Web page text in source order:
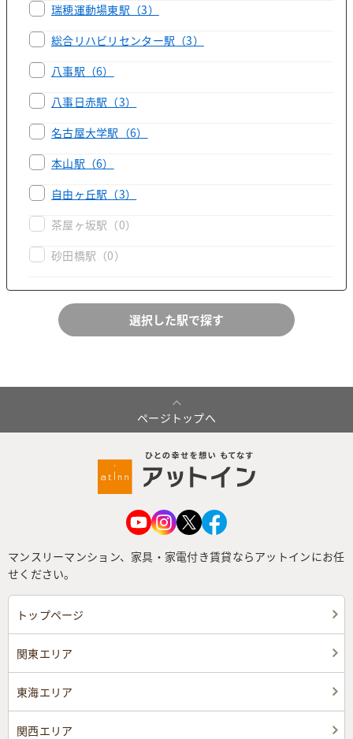
瑞穂運動場東駅 （3）
総合リハビリセンター駅 （3）
八事駅 （6）
八事日赤駅 （3）
名古屋大学駅 （6）
本山駅 （6）
自由ヶ丘駅 （3）
茶屋ヶ坂駅 （0）
砂田橋駅 （0）
ページトップへ
マンスリーマンション、家具・家電付き賃貸ならアットインにお任
せください。
トップページ
関東エリア
東海エリア
関西エリア